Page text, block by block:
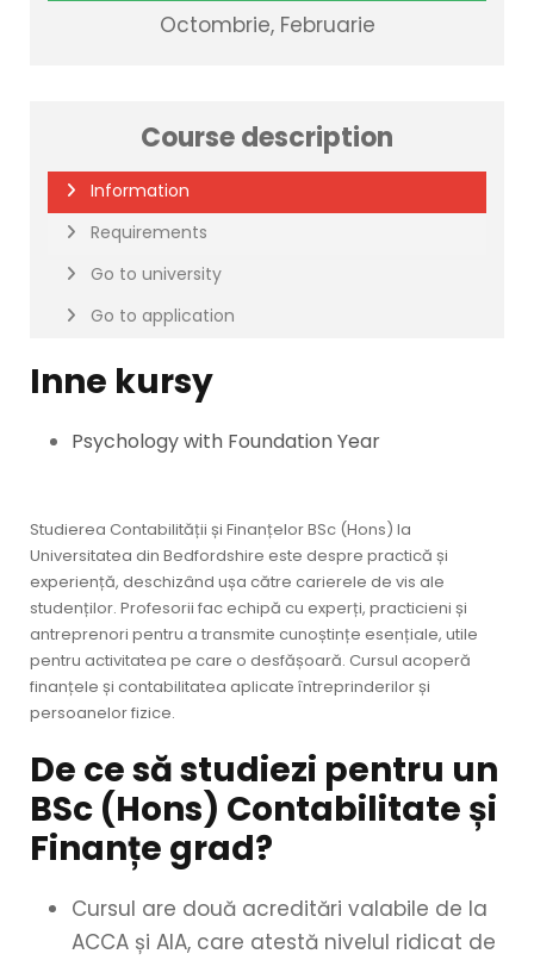
Octombrie, Februarie
Course description
Information
Requirements
Go to university
Go to application
Inne kursy
Psychology with Foundation Year
Studierea Contabilității și Finanțelor BSc (Hons) la
Universitatea din Bedfordshire este despre practică și
experiență, deschizând ușa către carierele de vis ale
studenților. Profesorii fac echipă cu experți, practicieni și
antreprenori pentru a transmite cunoștințe esențiale, utile
pentru activitatea pe care o desfășoară. Cursul acoperă
finanțele și contabilitatea aplicate întreprinderilor și
persoanelor fizice.
De ce să studiezi pentru un
BSc (Hons) Contabilitate și
Finanțe grad?
Cursul are două acreditări valabile de la
ACCA și AIA, care atestă nivelul ridicat de